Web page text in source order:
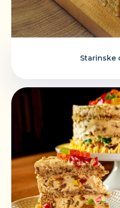
Starinske